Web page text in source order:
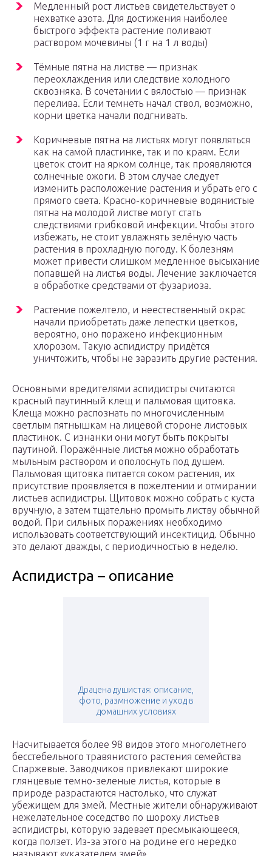
Медленный рост листьев свидетельствует о
нехватке азота. Для достижения наиболее
быстрого эффекта растение поливают
раствором мочевины (1 г на 1 л воды)
Тёмные пятна на листве — признак
переохлаждения или следствие холодного
сквозняка. В сочетании с вялостью — признак
перелива. Если темнеть начал ствол, возможно,
корни цветка начали подгнивать.
Коричневые пятна на листьях могут появляться
как на самой пластинке, так и по краям. Если
цветок стоит на ярком солнце, так проявляются
солнечные ожоги. В этом случае следует
изменить расположение растения и убрать его с
прямого света. Красно-коричневые водянистые
пятна на молодой листве могут стать
следствиями грибковой инфекции. Чтобы этого
избежать, не стоит увлажнять зелёную часть
растения в прохладную погоду. К болезням
может привести слишком медленное высыхание
попавшей на листья воды. Лечение заключается
в обработке средствами от фузариоза.
Растение пожелтело, и неестественный окрас
начали приобретать даже лепестки цветков,
вероятно, оно поражено инфекционным
хлорозом. Такую аспидистру придётся
уничтожить, чтобы не заразить другие растения.
Основными вредителями аспидистры считаются
красный паутинный клещ и пальмовая щитовка.
Клеща можно распознать по многочисленным
светлым пятнышкам на лицевой стороне листовых
пластинок. С изнанки они могут быть покрыты
паутиной. Поражённые листья можно обработать
мыльным раствором и ополоснуть под душем.
Пальмовая щитовка питается соком растения, их
присутствие проявляется в пожелтении и отмирании
листьев аспидистры. Щитовок можно собрать с куста
вручную, а затем тщательно промыть листву обычной
водой. При сильных поражениях необходимо
использовать соответствующий инсектицид. Обычно
это делают дважды, с периодичностью в неделю.
Аспидистра – описание
Драцена душистая: описание,
фото, размножение и уход в
домашних условиях
Насчитывается более 98 видов этого многолетнего
бесстебельного травянистого растения семейства
Спаржевые. Заводчиков привлекают широкие
глянцевые темно-зеленые листья, которые в
природе разрастаются настолько, что служат
убежищем для змей. Местные жители обнаруживают
нежелательное соседство по шороху листьев
аспидистры, которую задевает пресмыкающееся,
когда ползет. Из-за этого на родине его нередко
называют «указателем змей».